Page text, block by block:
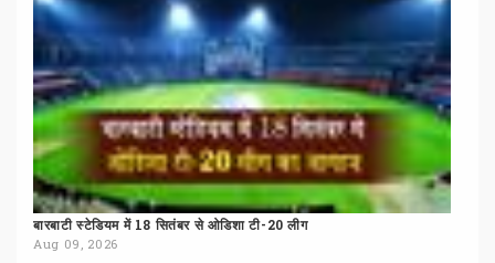
बारबाटी स्टेडियम में 18 सितंबर से ओडिशा टी-20 लीग
Aug 09, 2026